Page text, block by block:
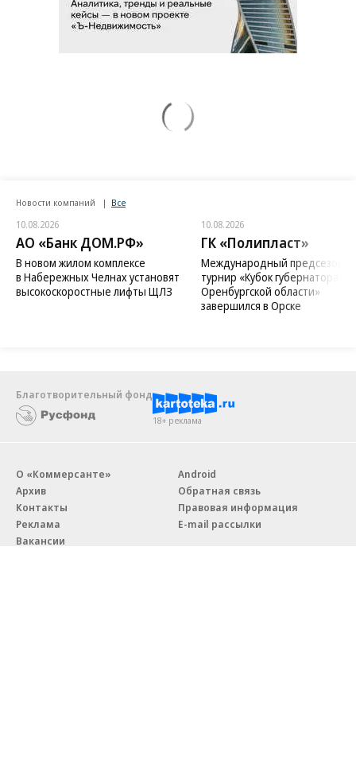
Новости компаний Все
10.08.2026
АО «Банк ДОМ.РФ»
В новом жилом комплексе
в Набережных Челнах установят
высокоскоростные лифты ЩЛЗ
10.08.2026
ГК «Полипласт»
Международный
турнир «Кубок губернатора
Оренбургской области»
завершился в Орске
Благотворительный фонд
18+ реклама
О «Коммерсанте»
Архив
Контакты
Реклама
Вакансии
Android
Обратная связь
Правовая информация
E-mail рассылки